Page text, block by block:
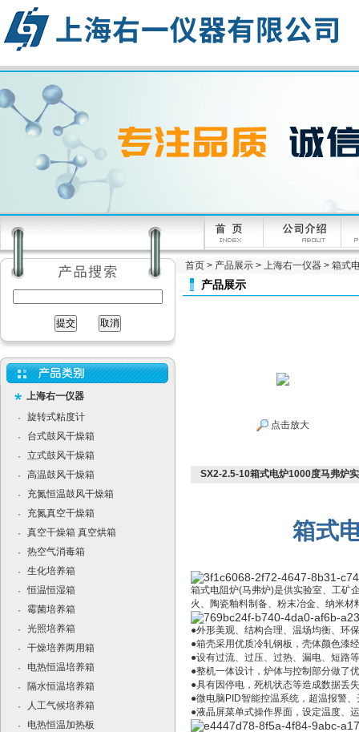
上海右一仪器
·
旋转式粘度计
·
台式鼓风干燥箱
·
立式鼓风干燥箱
·
高温鼓风干燥箱
·
充氮恒温鼓风干燥箱
·
充氮真空干燥箱
·
真空干燥箱 真空烘箱
·
热空气消毒箱
·
生化培养箱
·
恒温恒湿箱
·
霉菌培养箱
·
光照培养箱
·
干燥培养两用箱
·
电热恒温培养箱
·
隔水恒温培养箱
·
人工气候培养箱
·
电热恒温加热板
首页 > 产品展示 > 上海右一仪器 > 箱式
产品展示
点击放大
SX2-2.5-10箱式电炉1000度马弗炉
箱式
箱式电阻炉(马弗炉)是供实验室、工矿
火、陶瓷釉料制备、粉末冶金、纳米
●外形美观、结构合理、温场均衡、环
●箱壳采用优质冷轧钢板，壳体颜色漆
●设有过流、过压、过热、漏电、短路
●整机一体设计，炉体与控制部分做了
●具有因停电，死机状态等造成数据丢
●微电脑 PID智能控温系统，超温报警
●液晶屏菜单式操作界面，设定温度、